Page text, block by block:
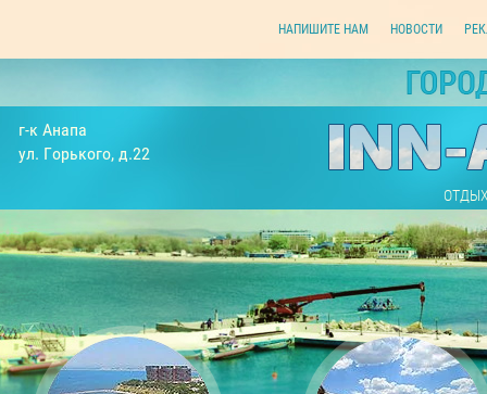
НАПИШИТЕ НАМ НОВОСТИ
г-к Анапа
ул. Горького, д.22